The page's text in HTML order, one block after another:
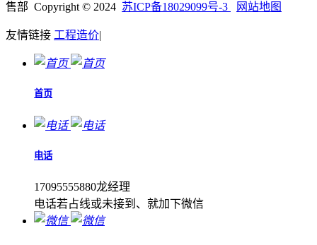
售部 Copyright © 2024 苏ICP备18029099号-3 网站地图
友情链接 工程造价|
首页
电话
17095555880龙经理
电话若占线或未接到、就加下微信